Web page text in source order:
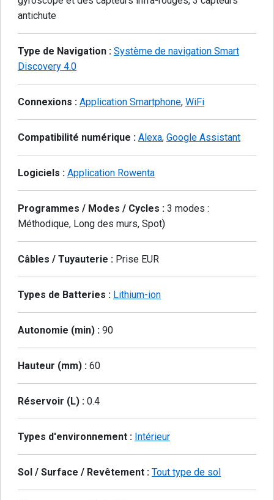
antichute
Type de Navigation : Système de navigation Smart
Discovery 4.0
Connexions : Application Smartphone, WiFi
Compatibilité numérique : Alexa, Google Assistant
Logiciels : Application Rowenta
Programmes / Modes / Cycles : 3 modes :
Méthodique, Long des murs, Spot)
Câbles / Tuyauterie : Prise EUR
Types de Batteries : Lithium-ion
Autonomie (min) : 90
Hauteur (mm) : 60
Réservoir (L) : 0.4
Types d'environnement : Intérieur
Sol / Surface / Revêtement : Tout type de sol